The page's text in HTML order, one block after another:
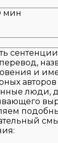
мин
и
люди,